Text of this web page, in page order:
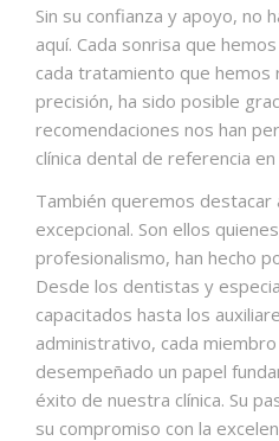
Sin su confianza y apoyo, no
aquí. Cada sonrisa que
cada tratamiento que hemos
precisión, ha sido posible
recomendaciones nos han
clínica dental de referencia
También queremos destacar
excepcional. Son ellos
profesionalismo, han hecho
Desde los dentistas y
capacitados hasta los
administrativo, cada
desempeñado un papel
éxito de nuestra clínica. Su
su compromiso con la